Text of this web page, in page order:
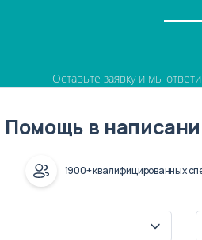
Оставьте заявку и мы
Помощь в
1900+ квалифицированных